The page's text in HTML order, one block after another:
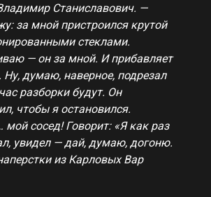
Станиславович. —
за мной пристроился крутой
стеклами.
— он за мной. И прибавляет
Ну, думаю, наверное, подрезал
разборки будут. Он
чтобы я остановился.
мой сосед! Говорит: «Я как раз
увидел — дай, думаю, догоню.
из Карловых Вар